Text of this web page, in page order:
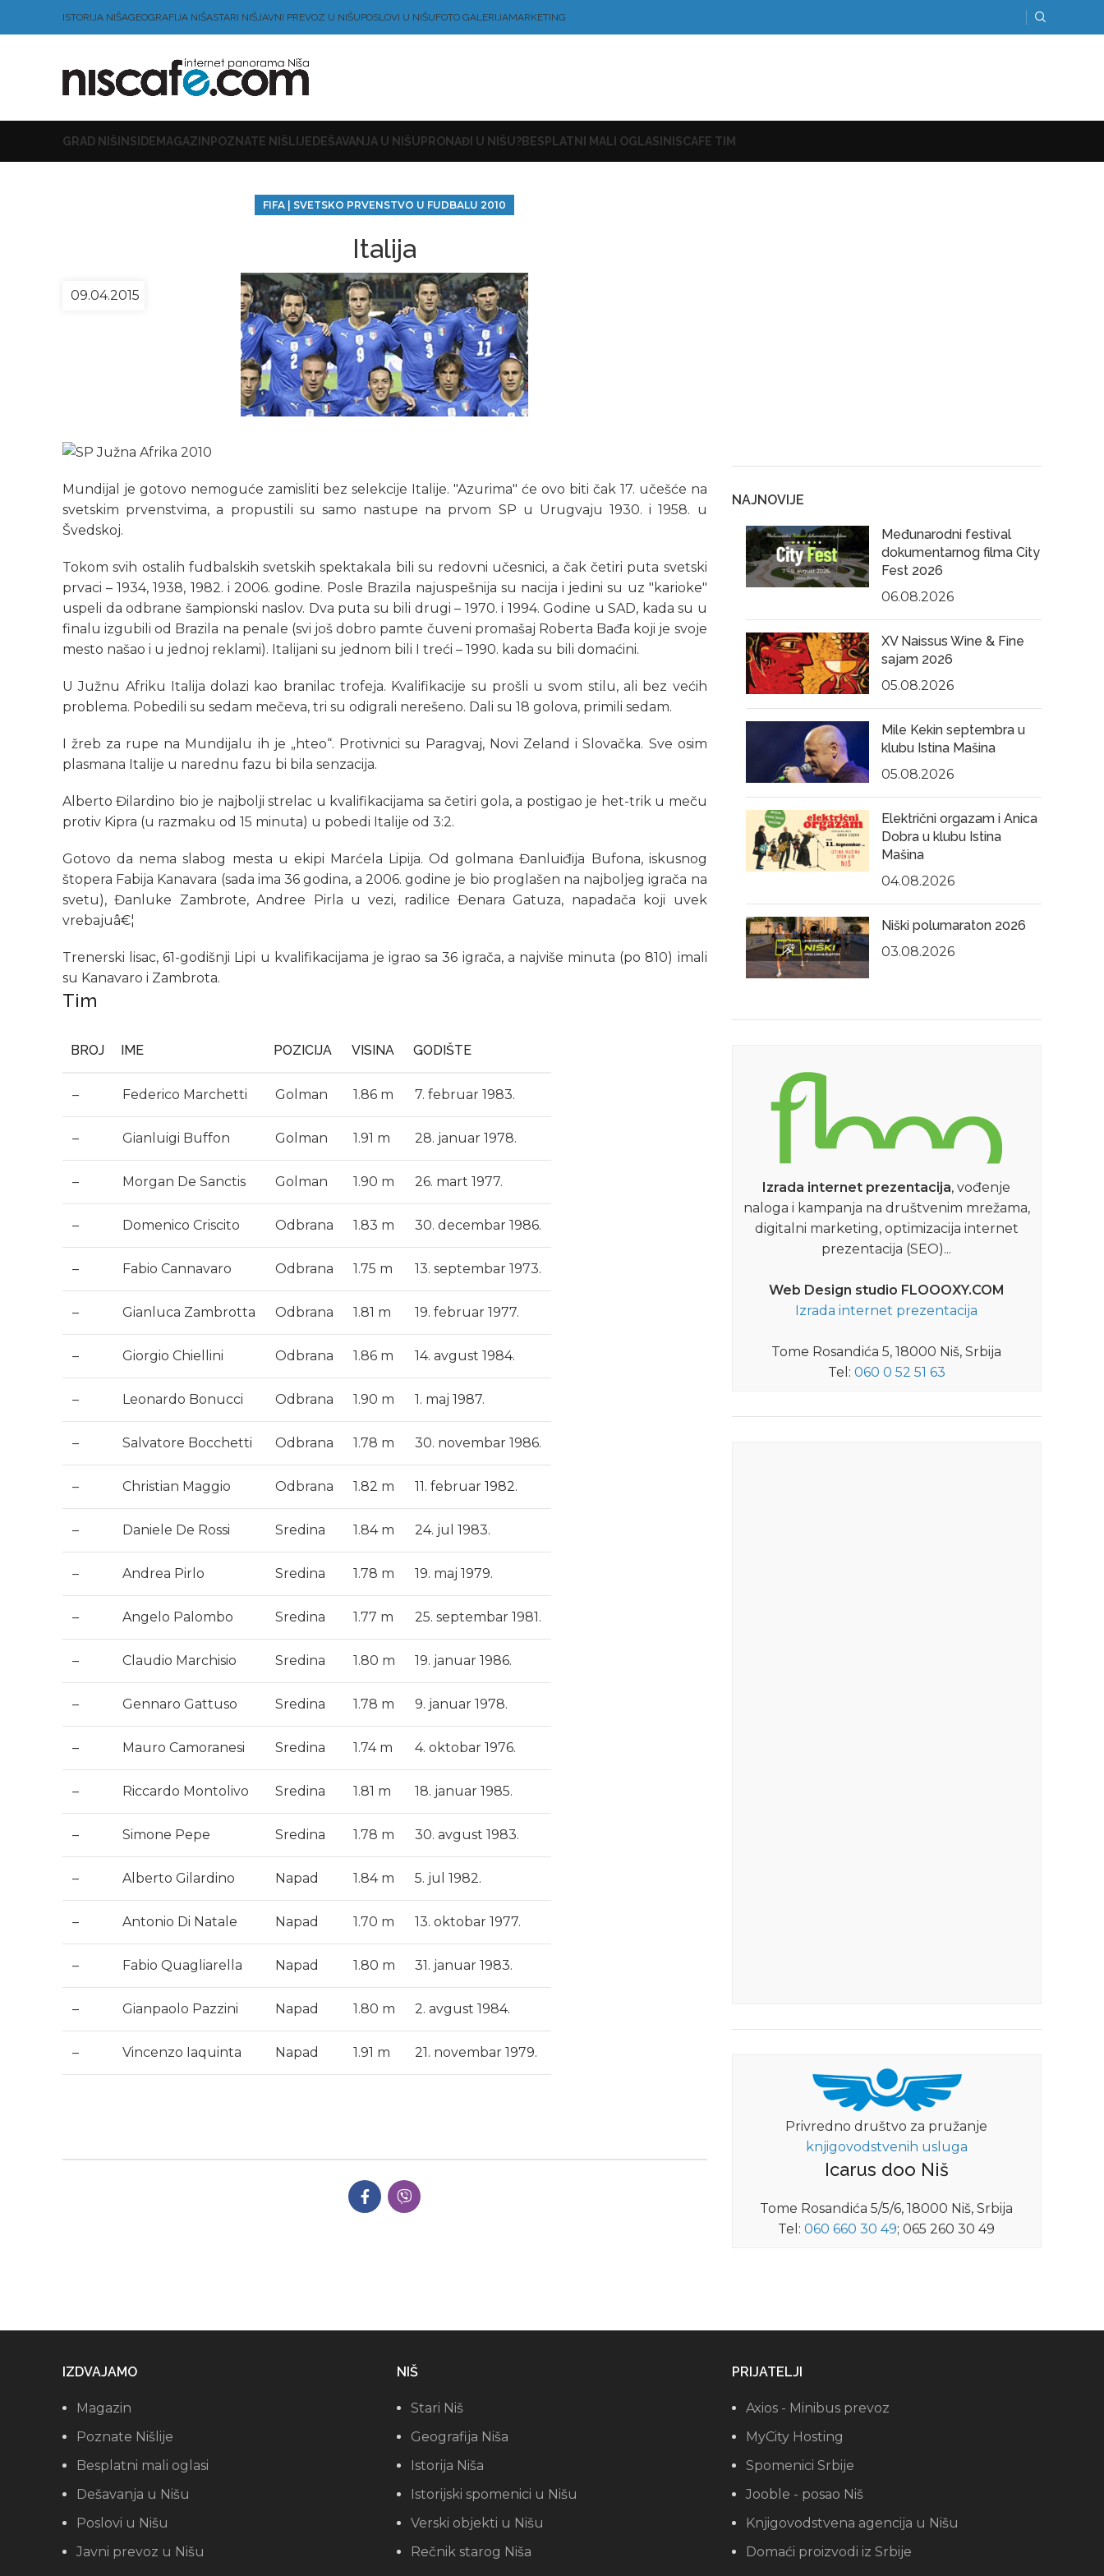
ISTORIJA NIŠAGEOGRAFIJA NIŠASTARI NIŠJAVNI PREVOZ U NIŠUPOSLOVI U NIŠUFOTO GALERIJAMARKETING
GRAD NIŠ INSIDE MAGAZIN POZNATE NIŠLIJE DEŠAVANJA U NIŠU PRONAĐI U NIŠU?BESPLATNI MALI OGLASI NISCAFE TIM
FIFA | SVETSKO PRVENSTVO U FUDBALU 2010
Italija
09.04.2015
Mundijal je gotovo nemoguće zamisliti bez selekcije Italije. "Azurima" će ovo biti čak 17. učešće na
svetskim prvenstvima, a propustili su samo nastupe na prvom SP u Urugvaju 1930. i 1958. u
Švedskoj.
Tokom svih ostalih fudbalskih svetskih spektakala bili su redovni učesnici, a čak četiri puta svetski
prvaci – 1934, 1938, 1982. i 2006. godine. Posle Brazila najuspešnija su nacija i jedini su uz "karioke"
uspeli da odbrane šampionski naslov. Dva puta su bili drugi – 1970. i 1994. Godine u SAD, kada su u
finalu izgubili od Brazila na penale (svi još dobro pamte čuveni promašaj Roberta Bađa koji je svoje
mesto našao i u jednoj reklami). Italijani su jednom bili I treći – 1990. kada su bili domaćini.
U Južnu Afriku Italija dolazi kao branilac trofeja. Kvalifikacije su prošli u svom stilu, ali bez većih
problema. Pobedili su sedam mečeva, tri su odigrali nerešeno. Dali su 18 golova, primili sedam.
I žreb za rupe na Mundijalu ih je „hteo“. Protivnici su Paragvaj, Novi Zeland i Slovačka. Sve osim
plasmana Italije u narednu fazu bi bila senzacija.
Alberto Đilardino bio je najbolji strelac u kvalifikacijama sa četiri gola, a postigao je het-trik u meču
protiv Kipra (u razmaku od 15 minuta) u pobedi Italije od 3:2.
Gotovo da nema slabog mesta u ekipi Marćela Lipija. Od golmana Đanluiđija Bufona, iskusnog
štopera Fabija Kanavara (sada ima 36 godina, a 2006. godine je bio proglašen na najboljeg igrača na
svetu), Đanluke Zambrote, Andree Pirla u vezi, radilice Đenara Gatuza, napadača koji uvek
vrebajuâ€¦
Trenerski lisac, 61-godišnji Lipi u kvalifikacijama je igrao sa 36 igrača, a najviše minuta (po 810) imali
su Kanavaro i Zambrota.
Tim
BROJ IME POZICIJA VISINA GODIŠTE
– Federico Marchetti Golman 1.86 m 7. februar 1983.
– Gianluigi Buffon Golman 1.91 m 28. januar 1978.
– Morgan De Sanctis Golman 1.90 m 26. mart 1977.
– Domenico Criscito Odbrana 1.83 m 30. decembar 1986.
– Fabio Cannavaro Odbrana 1.75 m 13. septembar 1973.
– Gianluca Zambrotta Odbrana 1.81 m 19. februar 1977.
– Giorgio Chiellini Odbrana 1.86 m 14. avgust 1984.
– Leonardo Bonucci Odbrana 1.90 m 1. maj 1987.
– Salvatore Bocchetti Odbrana 1.78 m 30. novembar 1986.
– Christian Maggio Odbrana 1.82 m 11. februar 1982.
– Daniele De Rossi Sredina 1.84 m 24. jul 1983.
– Andrea Pirlo Sredina 1.78 m 19. maj 1979.
– Angelo Palombo Sredina 1.77 m 25. septembar 1981.
– Claudio Marchisio Sredina 1.80 m 19. januar 1986.
– Gennaro Gattuso Sredina 1.78 m 9. januar 1978.
– Mauro Camoranesi Sredina 1.74 m 4. oktobar 1976.
– Riccardo Montolivo Sredina 1.81 m 18. januar 1985.
– Simone Pepe Sredina 1.78 m 30. avgust 1983.
– Alberto Gilardino Napad 1.84 m 5. jul 1982.
– Antonio Di Natale Napad 1.70 m 13. oktobar 1977.
– Fabio Quagliarella Napad 1.80 m 31. januar 1983.
– Gianpaolo Pazzini Napad 1.80 m 2. avgust 1984.
– Vincenzo Iaquinta Napad 1.91 m 21. novembar 1979.
NAJNOVIJE
Međunarodni festival
dokumentarnog filma City
Fest 2026
06.08.2026
XV Naissus Wine & Fine
sajam 2026
05.08.2026
Mile Kekin septembra u
klubu Istina Mašina
05.08.2026
Električni orgazam i Anica
Dobra u klubu Istina
Mašina
04.08.2026
Niški polumaraton 2026
03.08.2026
Izrada internet prezentacija, vođenje
naloga i kampanja na društvenim mrežama,
digitalni marketing, optimizacija internet
prezentacija (SEO)...
Web Design studio FLOOOXY.COM
Izrada internet prezentacija
Tome Rosandića 5, 18000 Niš, Srbija
Tel: 060 0 52 51 63
Privredno društvo za pružanje
knjigovodstvenih usluga
Icarus doo Niš
Tome Rosandića 5/5/6, 18000 Niš, Srbija
Tel:060 660 30 49; 065 260 30 49
IZDVAJAMO
Magazin
Poznate Nišlije
Besplatni mali oglasi
Dešavanja u Nišu
Poslovi u Nišu
Javni prevoz u Nišu
NIŠ
Stari Niš
Geografija Niša
Istorija Niša
Istorijski spomenici u Nišu
Verski objekti u Nišu
Rečnik starog Niša
PRIJATELJI
Axios - Minibus prevoz
MyCity Hosting
Spomenici Srbije
Jooble - posao Niš
Knjigovodstvena agencija u Nišu
Domaći proizvodi iz Srbije